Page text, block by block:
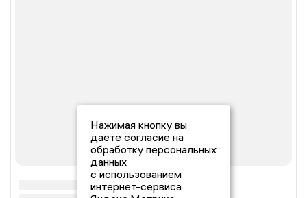
Нажимая кнопку вы
даете согласие на
обработку персональных
данных
с использованием
интернет-сервиса